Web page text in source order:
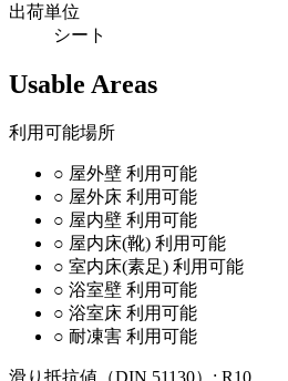
出荷単位
シート
Usable Areas
利用可能場所
○ 屋外壁 利用可能
○ 屋外床 利用可能
○ 屋内壁 利用可能
○ 屋内床(靴) 利用可能
○ 室内床(素足) 利用可能
○ 浴室壁 利用可能
○ 浴室床 利用可能
○ 耐凍害 利用可能
滑り抵抗値（DIN 51130）: R10